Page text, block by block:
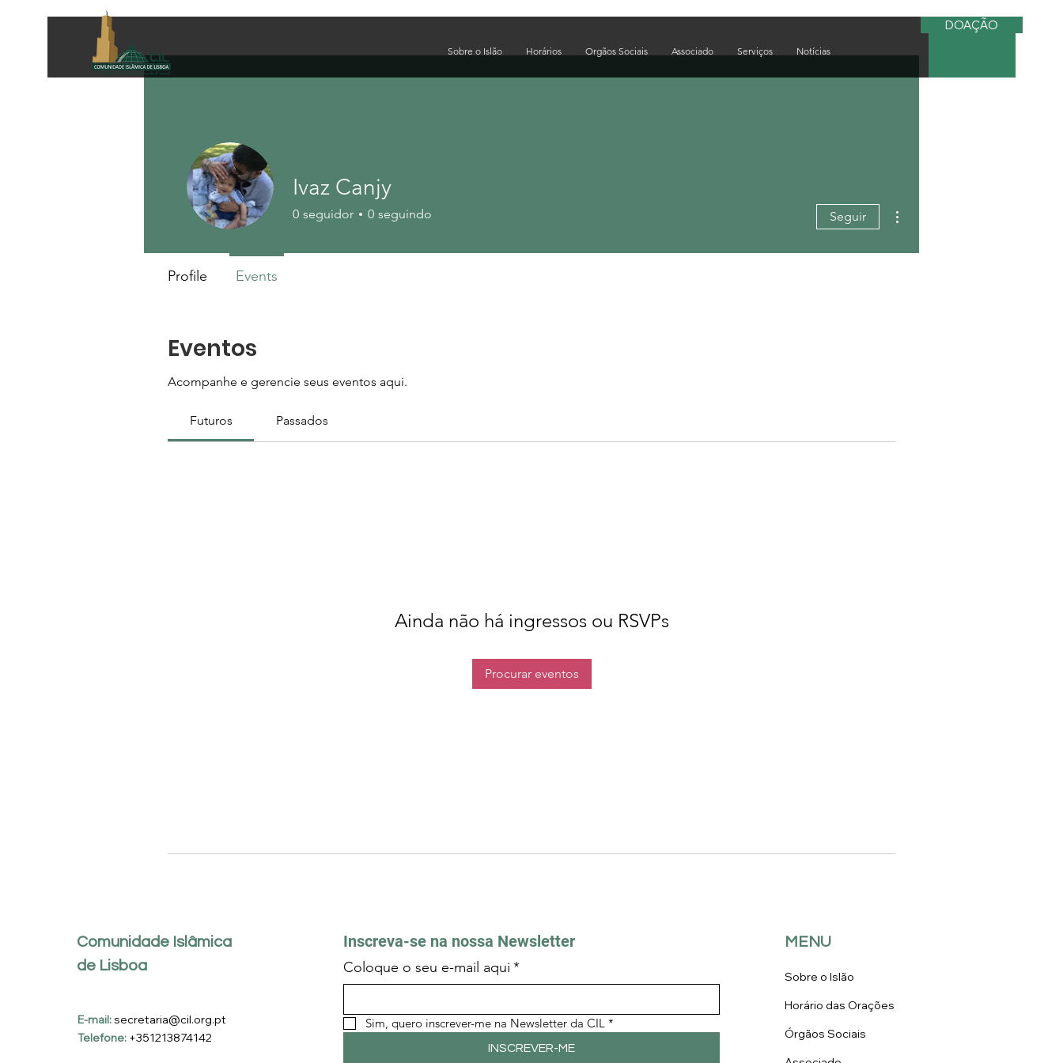
Sobre o Islão Horários Orgãos Sociais Associado Serviços Notícias
DOAÇÃO
Eventos
Acompanhe e gerencie seus eventos aqui.
Futuros Passados
Ainda não há ingressos ou RSVPs
Procurar eventos
Ivaz Canjy
0 seguidor 0 seguindo Seguir
Profile Events
Comunidade Islâmica
de Lisboa
E-mail:secretaria@cil.org.pt
Telefone: +351213874142
Inscreva-se na nossa Newsletter
Coloque o seu e-mail aqui *
Sim, quero inscrever-me na Newsletter da CIL *
INSCREVER-ME
MENU
Sobre o Islão
Horário das Orações
Órgãos Sociais